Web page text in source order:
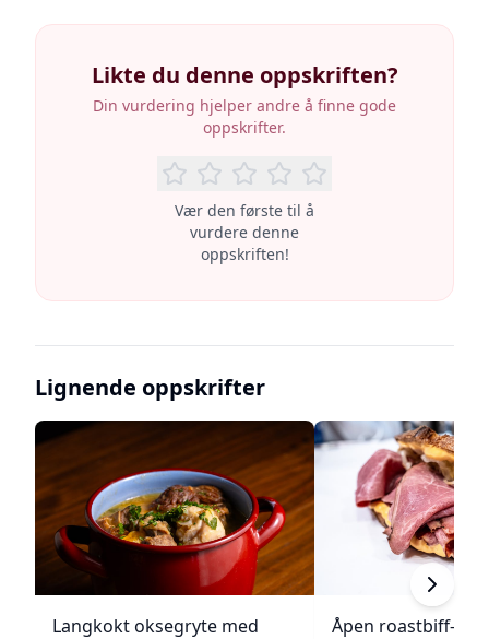
Likte du denne oppskriften?
Din vurdering hjelper andre å finne gode
oppskrifter.
Vær den første til å
vurdere denne
oppskriften!
Lignende oppskrifter
Langkokt oksegryte med
Åpen roastbiff-